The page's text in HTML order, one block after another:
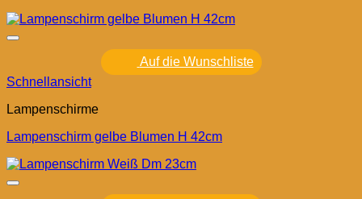
Auf die Wunschliste
Schnellansicht
Lampenschirme
Lampenschirm gelbe Blumen H 42cm